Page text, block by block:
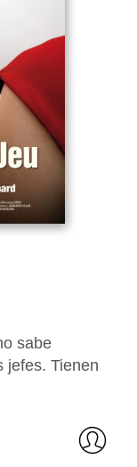
sabe
jefes. Tienen